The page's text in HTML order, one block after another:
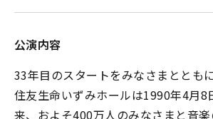
公演内容
33年目のスタートをみなさまとともに
住友生命いずみホールは1990年4月8
来、およそ400万人のみなさまと音